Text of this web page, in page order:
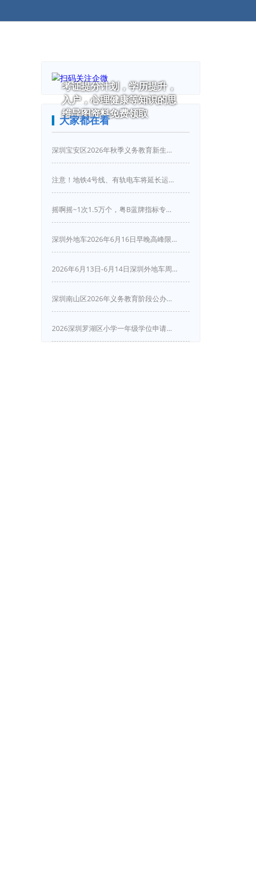
考证提分计划，学历提升，
入户，心理健康等知识的思
维导图资料免费领取
大家都在看
深圳宝安区2026年秋季义务教育新生入学指引
注意！地铁4号线、有轨电车将延长运营服务！
摇啊摇~1次1.5万个，粤B蓝牌指标专项摇号又来啦！
深圳外地车2026年6月16日早晚高峰限行详情
2026年6月13日-6月14日深圳外地车周末限行吗
深圳南山区2026年义务教育阶段公办学校新生入学申请指南
2026深圳罗湖区小学一年级学位申请指南